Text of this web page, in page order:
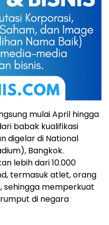
mulai April hingga
babak kualifikasi
digelar di National
Bangkok.
lebih dari 10.000
termasuk atlet, orang
sehingga memperkuat
di negara